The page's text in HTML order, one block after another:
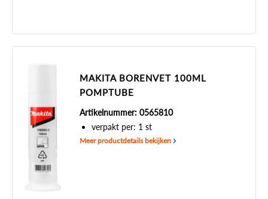
MAKITA BORENVET 100ML
POMPTUBE
Artikelnummer: 0565810
verpakt per: 1 st
Meer productdetails bekijken